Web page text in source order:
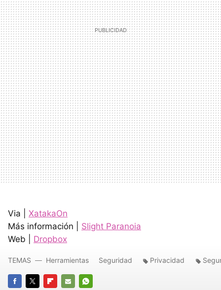
Via | XatakaOn
Más información | Slight Paranoia
Web | Dropbox
TEMAS Herramientas Seguridad Privacidad